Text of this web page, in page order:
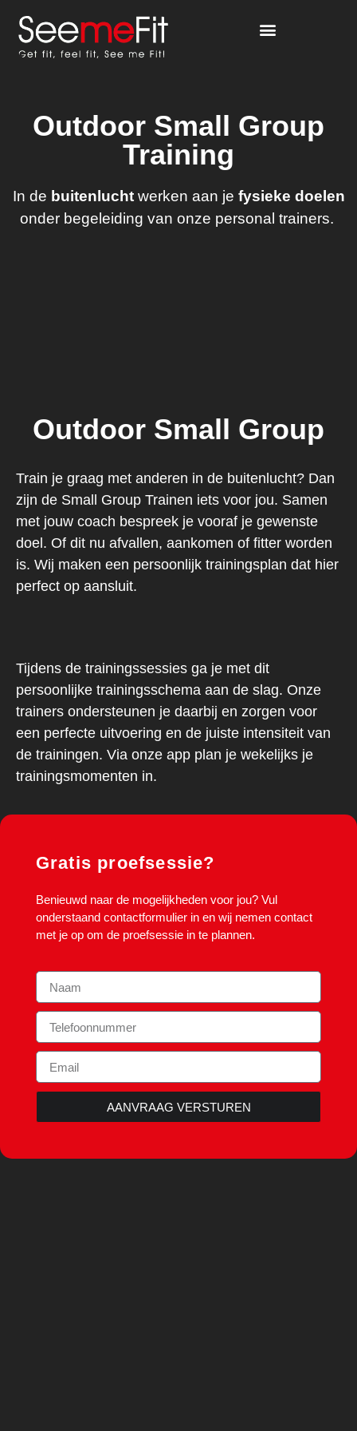
Outdoor Small Group
Training
In de buitenluchtwerken aan je fysieke doelen
onder begeleiding van onze personal trainers.
Outdoor Small Group
Train je graag met anderen in de buitenlucht? Dan
zijn de Small Group Trainen iets voor jou. Samen
met jouw coach bespreek je vooraf je gewenste
doel. Of dit nu afvallen, aankomen of fitter worden
is. Wij maken een persoonlijk trainingsplan dat hier
perfect op aansluit.
Tijdens de trainingssessies ga je met dit
persoonlijke trainingsschema aan de slag. Onze
trainers ondersteunen je daarbij en zorgen voor
een perfecte uitvoering en de juiste intensiteit van
de trainingen. Via onze app plan je wekelijks je
trainingsmomenten in.
Gratis proefsessie?
Benieuwd naar de mogelijkheden voor jou? Vul
onderstaand contactformulier in en wij nemen contact
met je op om de proefsessie in te plannen.
AANVRAAG VERSTUREN